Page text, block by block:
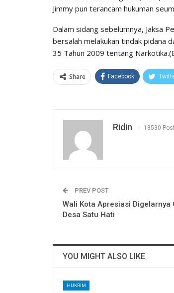
Jimmy pun terancam hukuman
Dalam sidang sebelumnya, Jaksa
bersalah melakukan tindak pidana
35 Tahun 2009 tentang
Share Facebook
Ridin 13530
PREV POST
Wali Kota Apresiasi
Desa Satu Hati
YOU MIGHT ALSO LIKE
HUKRIM